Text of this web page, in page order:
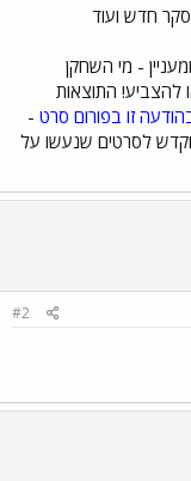
- מי השחקן
להצביע! התוצאות
זו בפורום סרט -
לסרטים שנעשו על
#2